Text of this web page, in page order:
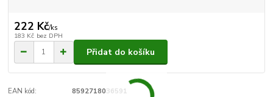
222 Kč/ks
183 Kč bez DPH
Přidat do košíku
EAN kód:
8592718036591